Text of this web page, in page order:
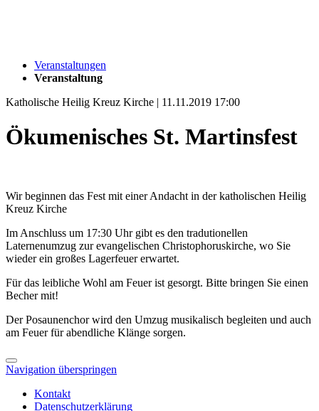
Veranstaltungen
Veranstaltung
Katholische Heilig Kreuz Kirche | 11.11.2019 17:00
Ökumenisches St. Martinsfest
Wir beginnen das Fest mit einer Andacht in der katholischen Heilig
Kreuz Kirche
Im Anschluss um 17:30 Uhr gibt es den tradutionellen
Laternenumzug zur evangelischen Christophoruskirche, wo Sie
wieder ein großes Lagerfeuer erwartet.
Für das leibliche Wohl am Feuer ist gesorgt. Bitte bringen Sie einen
Becher mit!
Der Posaunenchor wird den Umzug musikalisch begleiten und auch
am Feuer für abendliche Klänge sorgen.
Navigation überspringen
Kontakt
Datenschutzerklärung